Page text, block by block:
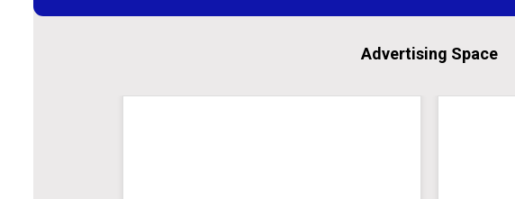
Advertising Space